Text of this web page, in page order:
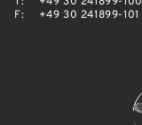
F:
+49 30 241899-101